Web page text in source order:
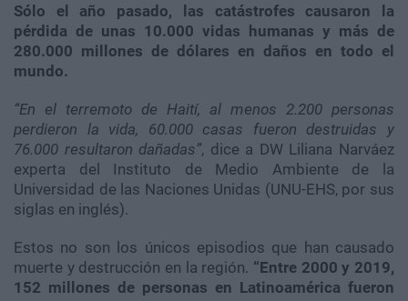
Sólo el año pasado, las catástrofes causaron la
pérdida de unas 10.000 vidas humanas y más de
280.000 millones de dólares en daños en todo el
mundo.
“En el terremoto de Haití, al menos 2.200 personas
perdieron la vida, 60.000 casas fueron destruidas y
76.000 resultaron dañadas”, dice a DW Liliana Narváez
experta del Instituto de Medio Ambiente de la
Universidad de las Naciones Unidas (UNU-EHS, por sus
siglas en inglés).
Estos no son los únicos episodios que han causado
muerte y destrucción en la región. “Entre 2000 y 2019,
152 millones de personas en Latinoamérica fueron